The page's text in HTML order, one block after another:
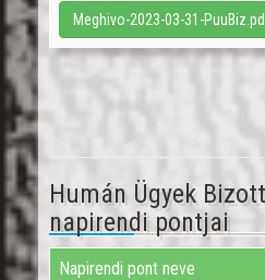
Meghivo-2023-03-31-
Humán Ügyek
napirendi pontjai
Napirendi pont neve